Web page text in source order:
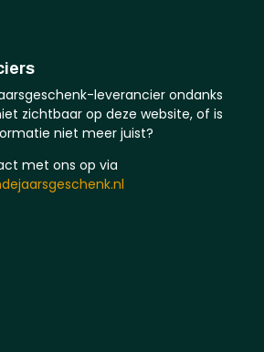
leverancier ondanks
zichtbaar op deze website, of is
niet meer juist?
met ons op via